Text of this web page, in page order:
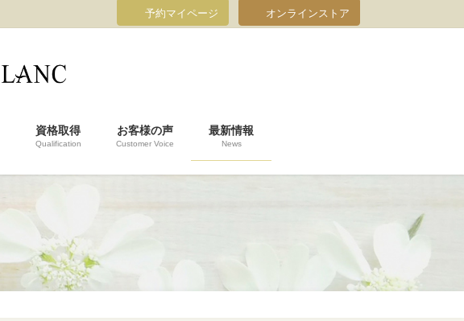
予約マイページ オンラインストア
資格取得
Qualification
お客様の声
Customer Voice
最新情報
News